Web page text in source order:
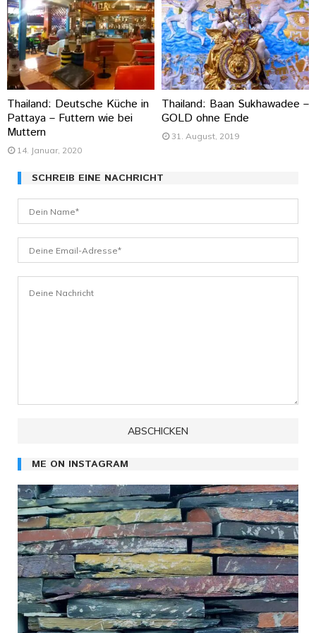
Thailand: Deutsche Küche in
Pattaya – Futtern wie bei
Muttern
14. Januar, 2020
Thailand: Baan Sukhawadee –
GOLD ohne Ende
31. August, 2019
SCHREIB EINE NACHRICHT
ME ON INSTAGRAM